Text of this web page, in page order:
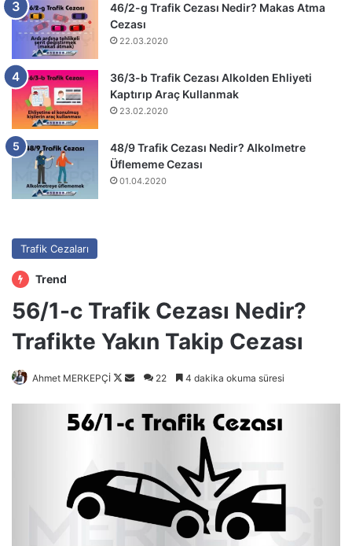
46/2-g Trafik Cezası Nedir? Makas Atma
Cezası
22.03.2020
36/3-b Trafik Cezası Alkolden Ehliyeti
Kaptırıp Araç Kullanmak
23.02.2020
48/9 Trafik Cezası Nedir? Alkolmetre
Üflememe Cezası
01.04.2020